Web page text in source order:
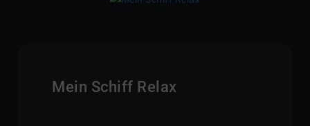
Mein Schiff Relax